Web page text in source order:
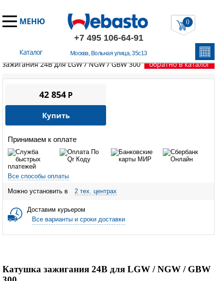
МЕНЮ
+7 495 106-64-91
Москва, Вольная улица, 35с13
Каталог
0
Главная /Запчасти Вебасто/LGW / NGW / GBW 300
Катушка
зажигания 24В для LGW / NGW / GBW 300
обратно в каталог
Принимаем к оплате
Все способы оплаты
Можно установить в 2 тех. центрах
Доставим курьером
Все варианты и сроки доставки
42 854P
Купить
Катушка зажигания 24В для LGW / NGW / GBW